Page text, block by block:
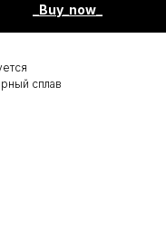
_Buy_now_
сплав